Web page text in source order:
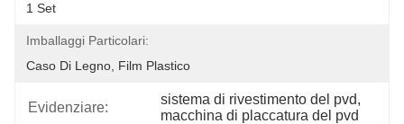
1 Set
Imballaggi Particolari:
Caso Di Legno, Film Plastico
Evidenziare:
sistema di rivestimento del pvd,
macchina di placcatura del pvd